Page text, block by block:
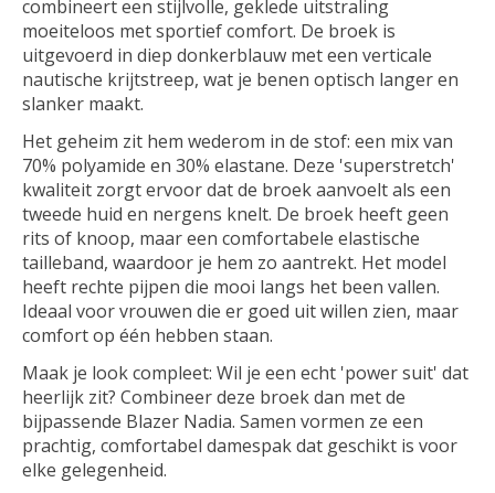
combineert een stijlvolle, geklede uitstraling
moeiteloos met sportief comfort. De broek is
uitgevoerd in diep donkerblauw met een verticale
nautische krijtstreep, wat je benen optisch langer en
slanker maakt.
Het geheim zit hem wederom in de stof: een mix van
70% polyamide en 30% elastane. Deze 'superstretch'
kwaliteit zorgt ervoor dat de broek aanvoelt als een
tweede huid en nergens knelt. De broek heeft geen
rits of knoop, maar een comfortabele elastische
tailleband, waardoor je hem zo aantrekt. Het model
heeft rechte pijpen die mooi langs het been vallen.
Ideaal voor vrouwen die er goed uit willen zien, maar
comfort op één hebben staan.
Maak je look compleet: Wil je een echt 'power suit' dat
heerlijk zit? Combineer deze broek dan met de
bijpassende Blazer Nadia. Samen vormen ze een
prachtig, comfortabel damespak dat geschikt is voor
elke gelegenheid.